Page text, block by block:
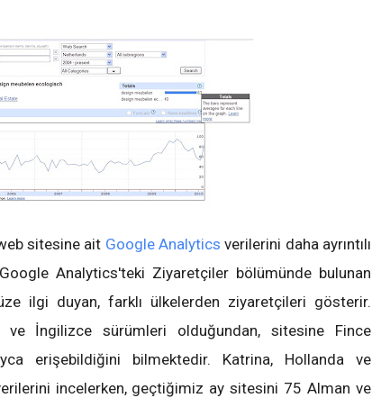
sitesine ait Google Analytics verilerini daha ayrıntılı
Analytics'teki Ziyaretçiler bölümünde bulunan
ilgi duyan, farklı ülkelerden ziyaretçileri gösterir.
ve İngilizce sürümleri olduğundan, sitesine Fince
erişebildiğini bilmektedir. Katrina, Hollanda ve
incelerken, geçtiğimiz ay sitesini 75 Alman ve